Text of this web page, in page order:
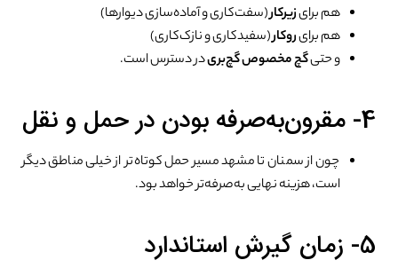
هم برایزیرکار(سفت‌کاری و آماده‌سازی دیوارها)
هم برایروکار(سفیدکاری و نازک‌کاری)
و حتیگچ مخصوص گچ‌بریدر دسترس است.
4- مقرون‌به‌صرفه بودن در حمل و نقل
چون از سمنان تا مشهد مسیر حمل کوتاه‌تر از خیلی مناطق دیگر
است، هزینه نهایی به‌صرفه‌تر خواهد بود.
5- زمان گیرش استاندارد